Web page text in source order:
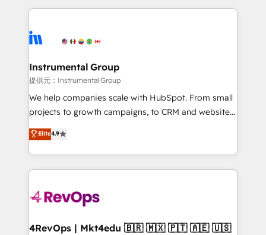
teams has worked with clients just like you Let’s
explore whether S2 is the partner you’ve been
eminent solutions & integrations. Trust us to
Elite Partners with 10+ years of HubSpot experience
Premier Partner 2023 🌟5 HubSpot Accreditations 🌟
Won HubSpot Theme Challenge 2021 🌟INBOUND’19
HubSpot Rising Star Why us? Harnessing the full
potential of the powerful HubSpot CRM. ✔️A team of
HubSpot experience ✔️Flexible pricing models —
Hourly-fee (assigned one Dedicated HubSpot
requirement). ✔️Helped over 25,000+ customers so
far with our HubSpot solutions. ✔️Bespoke apps &
on-demand bundle services. Connect with us today!
Instrumental Group
提供元：Instrumental Group
We help companies scale with HubSpot. From small
projects to growth campaigns, to CRM and websites.
Hire an agency that's experienced in every inch of
HubSpot and willing to work hand-in-hand with your
team to simplify the complex and build a better
experience for your team and customers.
Elite4.9
4RevOps | Mkt4edu 🇧🇷 🇲🇽 🇵🇹 🇦🇪 🇺🇸